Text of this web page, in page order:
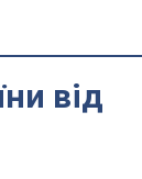
від